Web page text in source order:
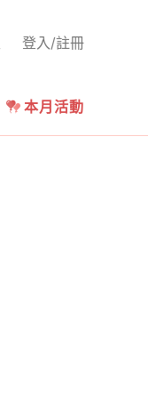
登入/註冊
本月活動